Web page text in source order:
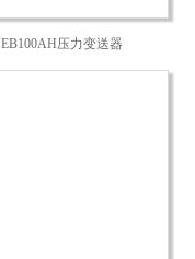
EB100AH压力变送器